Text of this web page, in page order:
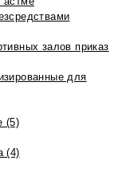
залов приказ
для
(5)
(4)